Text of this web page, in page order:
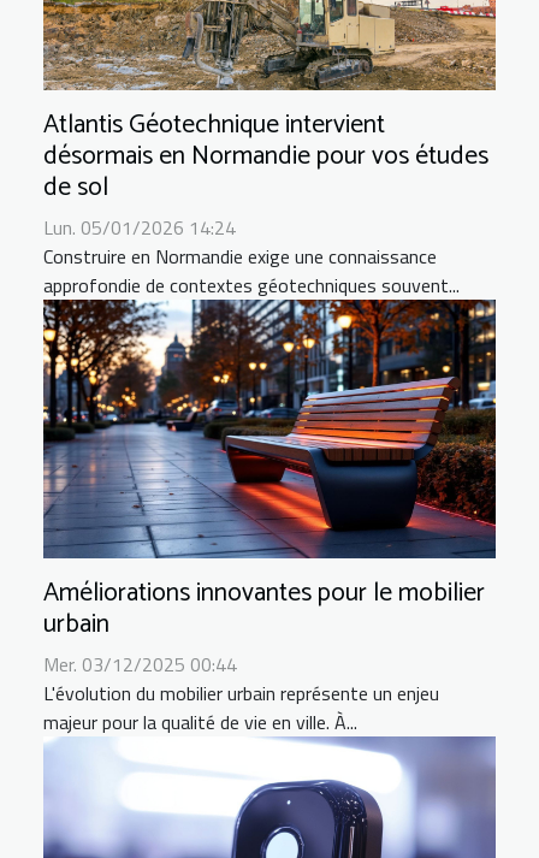
Atlantis Géotechnique intervient
désormais en Normandie pour vos études
de sol
Lun. 05/01/2026 14:24
Construire en Normandie exige une connaissance
approfondie de contextes géotechniques souvent...
Améliorations innovantes pour le mobilier
urbain
Mer. 03/12/2025 00:44
L'évolution du mobilier urbain représente un enjeu
majeur pour la qualité de vie en ville. À...